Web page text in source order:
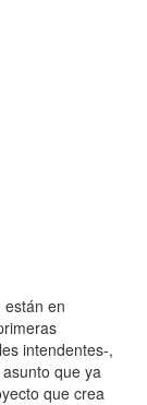
están en
intendentes-,
que ya
que crea